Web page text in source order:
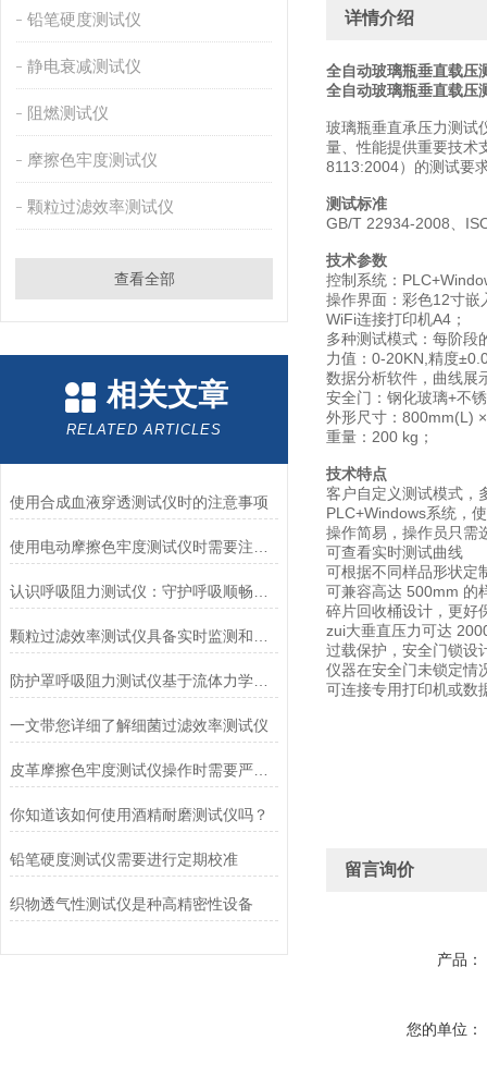
铅笔硬度测试仪
静电衰减测试仪
阻燃测试仪
摩擦色牢度测试仪
颗粒过滤效率测试仪
查看全部
相关文章
RELATED ARTICLES
使用合成血液穿透测试仪时的注意事项
防护罩呼吸阻力测试仪基于流体力学与压力传感技术
一文带您详细了解细菌过滤效率测试仪
皮革摩擦色牢度测试仪操作时需要严格遵循规程
你知道该如何使用酒精耐磨测试仪吗？
铅笔硬度测试仪需要进行定期校准
织物透气性测试仪是种高精密性设备
详情介绍
全自动玻璃瓶垂直载压
全自动玻璃瓶垂直载压
玻璃瓶垂直承压力测试
量、性能提供重要技术
8113:2004）的测试要
测试标准
GB/T 22934-2008、
技术参数
控制系统：
操作界面：彩色12寸嵌
WiFi连接打印机A4；
多种测试模式：每阶段
力值：0-20KN,精度
数据分析软件，曲线展
安全门：钢化玻璃+不
外形尺寸：800mm(L)
重量：200 kg；
技术特点
客户自定义测试模式，
PLC+Windows系统，
操作简易，操作员只需
可查看实时测试曲线
可根据不同样品形状定
可兼容高达 500mm 的
碎片回收桶设计，更好
zui大垂直压力可达
过载保护，安全门锁设
仪器在安全门未锁定情
可连接专用打印机或数
留言询价
产品：
您的单位：